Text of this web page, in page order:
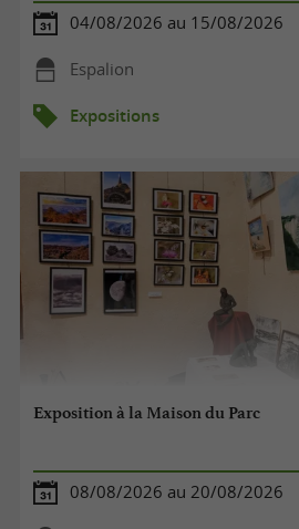
04/08/2026 au 15/08/2026
Espalion
Expositions
Exposition à la Maison du Parc
08/08/2026 au 20/08/2026